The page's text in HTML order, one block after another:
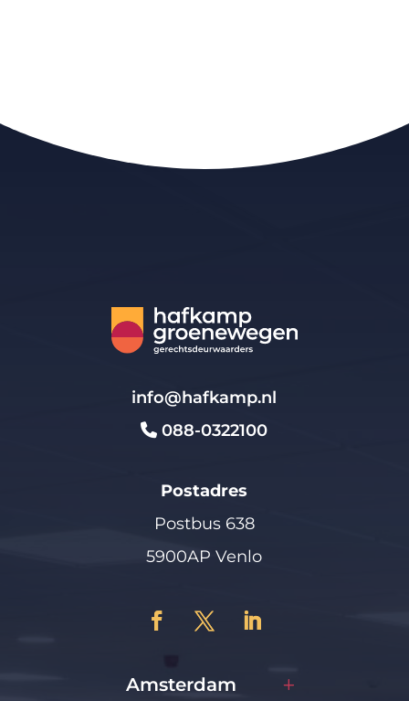
info@hafkamp.nl
088-0322100
Postadres
Postbus 638
5900AP Venlo
Amsterdam